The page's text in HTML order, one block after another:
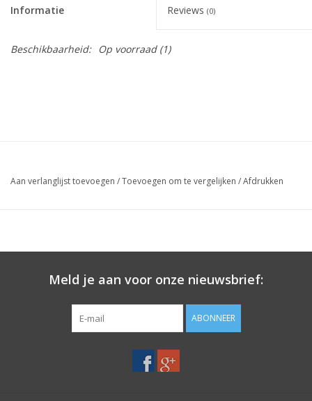
Informatie Reviews (0)
Beschikbaarheid: Op voorraad(1)
Aan verlanglijst toevoegen /Toevoegen om te vergelijken /Afdrukken
Meld je aan voor onze nieuwsbrief:
ABONNEER